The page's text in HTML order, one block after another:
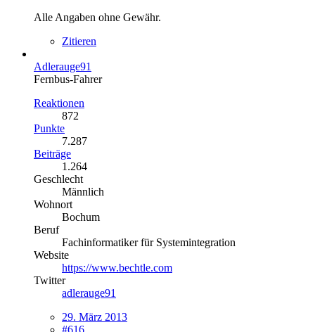
Alle Angaben ohne Gewähr.
Zitieren
Adlerauge91
Fernbus-Fahrer
Reaktionen
872
Punkte
7.287
Beiträge
1.264
Geschlecht
Männlich
Wohnort
Bochum
Beruf
Fachinformatiker für Systemintegration
Website
https://www.bechtle.com
Twitter
adlerauge91
29. März 2013
#616